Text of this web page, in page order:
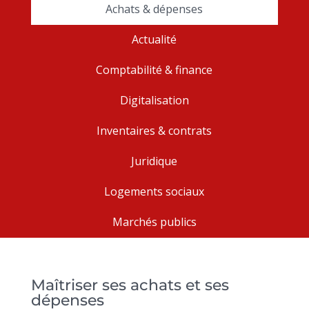
Achats & dépenses
Actualité
Comptabilité & finance
Digitalisation
Inventaires & contrats
Juridique
Logements sociaux
Marchés publics
Maîtriser ses achats et ses
dépenses